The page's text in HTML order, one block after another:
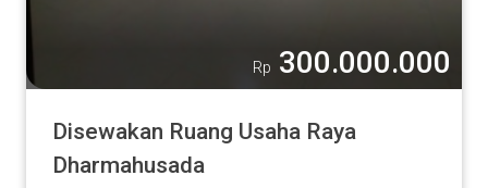
Rp 300.000.000
Disewakan Ruang Usaha Raya
Dharmahusada